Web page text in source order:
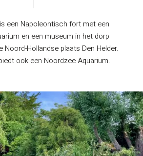
een Napoleontisch fort met een
en een museum in het dorp
Noord-Hollandse plaats Den Helder.
ook een Noordzee Aquarium.